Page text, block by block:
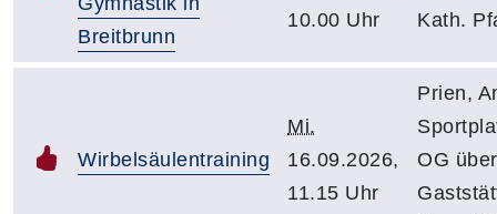
Breitbrunn
10.00 Uhr
Kath.
Wirbelsäulentraining
Mi.
16.09.2026,
11.15 Uhr
Prien,
OG über